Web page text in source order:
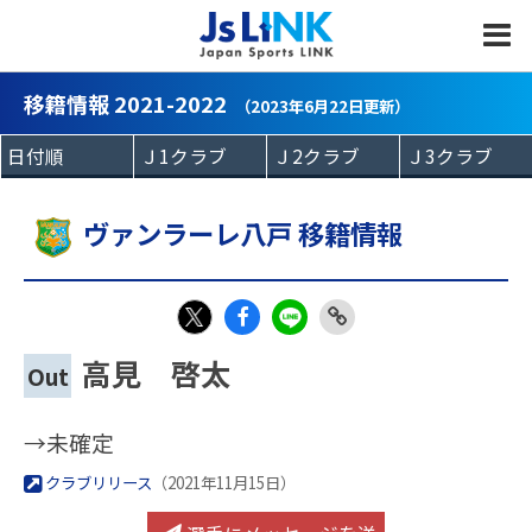
移籍情報 2021-2022 （2023年6月22日更新）
ヴァンラーレ八戸 移籍情報
X
eb
Out 高見 啓太
→未確定
クラブリリース （2021年11月15日）